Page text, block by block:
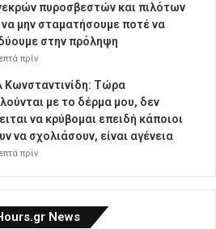
πυροσβεστών και πιλότων
να μην σταματήσουμε ποτέ να
στην πρόληψη
πρίν
Κωνσταντινίδη: Τώρα
με το δέρμα μου, δεν
να κρύβομαι επειδή κάποιοι
να σχολιάσουν, είναι αγένεια
πρίν
News